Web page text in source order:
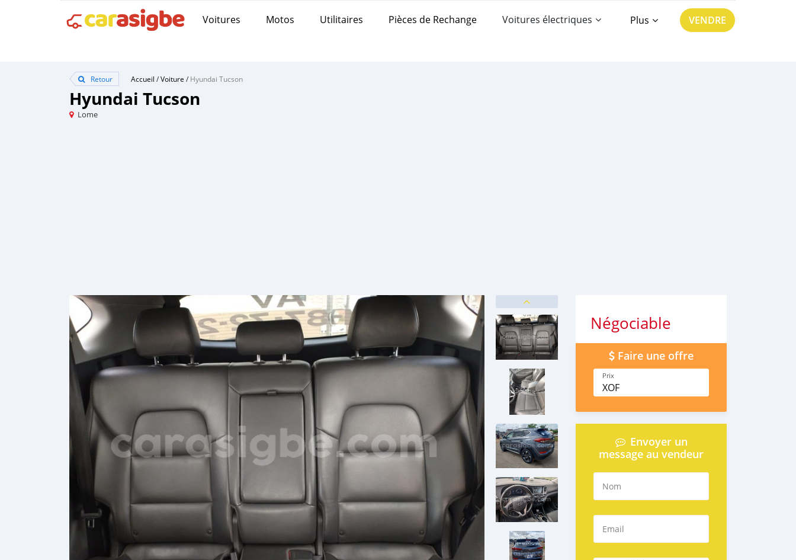
Voitures Motos Utilitaires Pièces de Rechange Voitures électriques Plus VENDRE
Retour Accueil /Voiture /Hyundai Tucson
Hyundai Tucson
Lome
Négociable
Faire une offre
Prix
XOF
Envoyer un
message au vendeur
Nom
Email